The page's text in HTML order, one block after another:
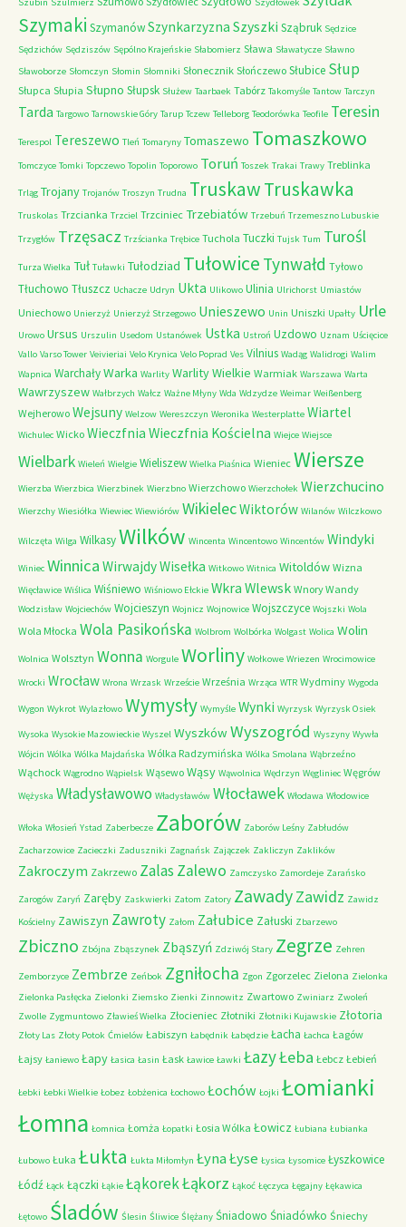
Szymaki SzymanówSzynkarzyzna Szyszki Sząbruk Sędzice
Sędzichów Sędziszów Sępólno Krajeńskie Słabomierz Sława Sławatycze Sławno
Sławoborze Słomczyn Słomin Słomniki Słonecznik Słończewo Słubice Słup
Słupca Słupia Słupno Słupsk Służew Taarbaek Tabórz Takomyśle Tantow Tarczyn
Tarda Targowo Tarnowskie Góry Tarup Tczew Telleborg Teodorówka Teofile Teresin
Terespol Tereszewo Tleń Tomaryny Tomaszewo Tomaszkowo
Tomczyce Tomki Topczewo Topolin Toporowo Toruń Toszek Trakai Trawy Treblinka
Trląg Trojany Trojanów Troszyn Trudna TruskawTruskawka
Truskolas Trzcianka Trzciel Trzciniec Trzebiatów Trzebuń Trzemeszno Lubuskie
Trzygłów Trzęsacz Trzścianka Trębice Tuchola Tuczki Tujsk Tum Turośl
Turza Wielka Tuł Tuławki Tułodziad Tułowice Tynwałd Tyłowo
Tłuchowo Tłuszcz Uchacze Udryn Ukta Ulikowo Ulinia Ulrichorst Umiastów
Uniechowo Unierzyż Unierzyż Strzegowo Unieszewo Unin Uniszki Upałty Urle
Urowo Ursus Urszulin Usedom Ustanówek Ustka Ustroń Uzdowo Uznam Uścięcice
Vallo Varso Tower Veivieriai Velo Krynica Velo Poprad Ves Vilnius Wadąg Walidrogi Walim
Wapnica WarchałyWarka Warlity Warlity Wielkie Warmiak Warszawa Warta
Wawrzyszew Wałbrzych Wałcz Ważne Młyny Wda Wdzydze Weimar Weißenberg
Wejherowo Wejsuny Welzow Wereszczyn Weronika Westerplatte Wiartel
Wichulec Wicko Wieczfnia Wieczfnia Kościelna Wiejce Wiejsce
Wielbark Wieleń Wielgie Wieliszew Wielka Piaśnica Wieniec Wiersze
Wierzba Wierzbica Wierzbinek Wierzbno Wierzchowo Wierzchołek Wierzchucino
Wierzchy Wiesiółka Wiewiec Wiewiórów WikielecWiktorów Wilanów Wilczkowo
Wilczęta Wilga WilkasyWilków Wincenta Wincentowo Wincentów Windyki
Winiec Winnica WirwajdyWisełka Witkowo Witnica Witoldów Wizna
Więcławice Wiślica Wiśniewo Wiśniowo Ełckie Wkra Wlewsk Wnory Wandy
Wodzisław Wojciechów Wojcieszyn Wojnicz Wojnowice Wojszczyce Wojszki Wola
Wola Młocka Wola Pasikońska Wolbrom Wolbórka Wolgast Wolica Wolin
Wolnica Wolsztyn Wonna Worgule Worliny Wołkowe Wriezen Wrocimowice
Wrocki Wrocław Wrona Wrzask Wrzeście Września Wrząca WTR Wydminy Wygoda
Wygon Wykrot Wylazłowo Wymysły Wymyśle Wynki Wyrzysk Wyrzysk Osiek
Wysoka Wysokie Mazowieckie Wyszel WyszkówWyszogród Wyszyny Wywła
Wójcin Wólka Wólka Majdańska Wólka Radzymińska Wólka Smolana Wąbrzeźno
Wąchock Wągrodno Wąpielsk Wąsewo Wąsy Wąwolnica Wędrzyn Węgliniec Węgrów
Wężyska Władysławowo Władysławów Włocławek Włodawa Włodowice
Włoka Włosień Ystad Zaberbecze Zaborów Zaborów Leśny Zabłudów
Zacharzowice Zacieczki Zaduszniki Zagnańsk Zajączek Zakliczyn Zaklików
Zakroczym Zakrzewo ZalasZalewo Zamczysko Zamordeje Zarańsko
Zarogów Zaryń Zaręby Zaskwierki Zatom Zatory ZawadyZawidz Zawidz
Kościelny Zawiszyn Zawroty Załom Załubice Załuski Zbarzewo
Zbiczno Zbójna Zbąszynek Zbąszyń Zdziwój Stary Zegrze Zehren
Zemborzyce Zembrze Zeńbok Zgniłocha Zgon Zgorzelec Zielona Zielonka
Zielonka Pasłęcka Zielonki Ziemsko Zienki Zinnowitz Zwartowo Zwiniarz Zwoleń
Zwolle Zygmuntowo Zławieś Wielka Złocieniec Złotniki Złotniki Kujawskie Złotoria
Złoty Las Złoty Potok Ćmielów Łabiszyn Łabędnik Łabędzie Łacha Łachca Łagów
Łajsy Łaniewo Łapy Łasica Łasin Łask Ławice Ławki ŁazyŁeba Łebcz Łebień
Łebki Łebki Wielkie Łobez Łobżenica Łochowo Łochów Łojki Łomianki
Łomna Łomnica Łomża Łopatki Łosia Wólka Łowicz Łubiana Łubianka
Łubowo Łuka Łukta Łukta Miłomłyn ŁynaŁyse Łysica Łysomice Łyszkowice
Łódź Łąck Łączki Łąkie ŁąkorekŁąkorz Łąkoć Łęczyca Łęgajny Łękawica
Łętowo Śladów Ślesin Śliwice Ślężany Śniadowo Śniadówko Śniechy